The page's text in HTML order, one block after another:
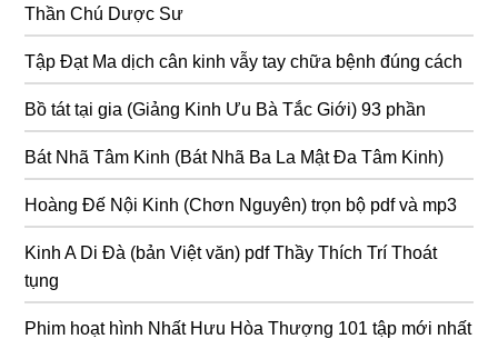
Thần Chú Dược Sư
Tập Đạt Ma dịch cân kinh vẫy tay chữa bệnh đúng cách
Bồ tát tại gia (Giảng Kinh Ưu Bà Tắc Giới) 93 phần
Bát Nhã Tâm Kinh (Bát Nhã Ba La Mật Đa Tâm Kinh)
Hoàng Đế Nội Kinh (Chơn Nguyên) trọn bộ pdf và mp3
Kinh A Di Đà (bản Việt văn) pdf Thầy Thích Trí Thoát
tụng
Phim hoạt hình Nhất Hưu Hòa Thượng 101 tập mới nhất